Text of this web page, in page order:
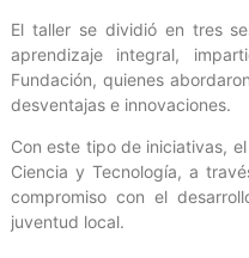
El taller se dividió en tres
aprendizaje integral,
Fundación, quienes
desventajas e innovaciones.
Con este tipo de iniciativas,
Ciencia y Tecnología, a
compromiso con el
juventud local.